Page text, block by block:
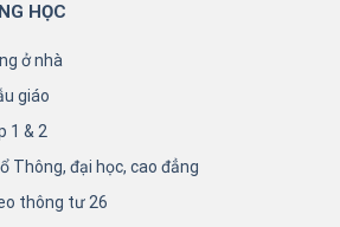
HỌC
ở nhà
giáo
1 & 2
Thông, đại học, cao đẳng
thông tư 26